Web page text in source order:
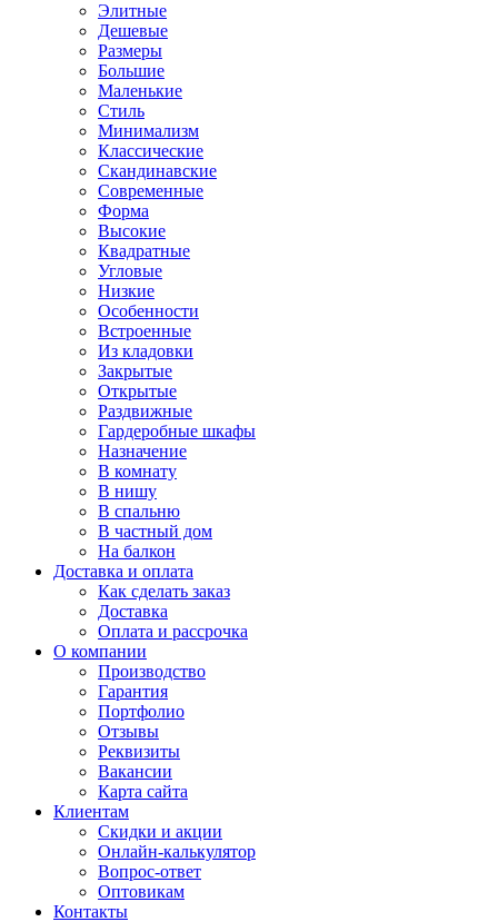
Элитные
Дешевые
Размеры
Большие
Маленькие
Стиль
Минимализм
Классические
Скандинавские
Современные
Форма
Высокие
Квадратные
Угловые
Низкие
Особенности
Встроенные
Из кладовки
Закрытые
Открытые
Раздвижные
Гардеробные шкафы
Назначение
В комнату
В нишу
В спальню
В частный дом
На балкон
Доставка и оплата
Как сделать заказ
Доставка
Оплата и рассрочка
О компании
Производство
Гарантия
Портфолио
Отзывы
Реквизиты
Вакансии
Карта сайта
Клиентам
Скидки и акции
Онлайн-калькулятор
Вопрос-ответ
Оптовикам
Контакты